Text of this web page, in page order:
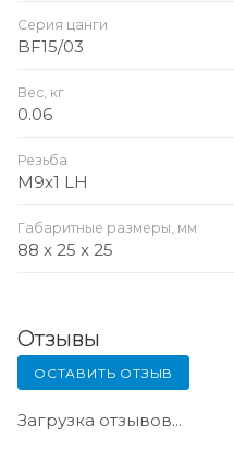
Серия цанги
BF15/03
Вес, кг
0.06
Резьба
M9x1 LH
Габаритные размеры, мм
88 x 25 x 25
Отзывы
ОСТАВИТЬ ОТЗЫВ
Загрузка отзывов...